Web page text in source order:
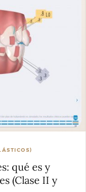
qué es y
(Clase II y